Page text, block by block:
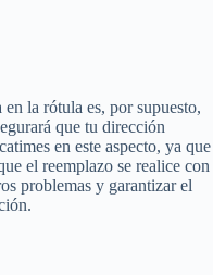
la rótula es, por supuesto,
que tu dirección
en este aspecto, ya que
el reemplazo se realice con
problemas y garantizar el